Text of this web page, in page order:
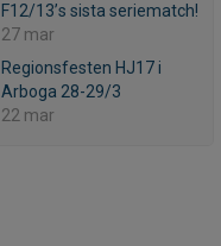
F12/13’s sista seriematch!
27 mar
Regionsfesten HJ17 i
Arboga 28-29/3
22 mar